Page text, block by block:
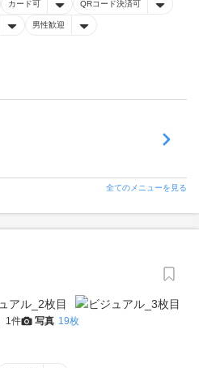
カード可 QRコード決済可
男性歓迎
全てのメニューを見る
1件 写真 19枚